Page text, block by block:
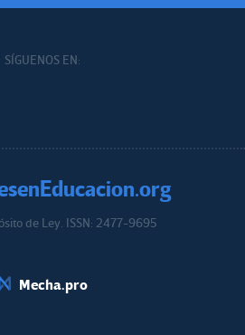
SÍGUENOS EN:
de Ley. ISSN: 2477-9695
Mecha.pro